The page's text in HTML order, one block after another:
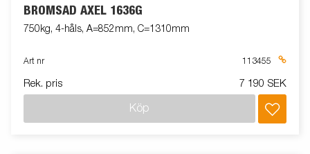
BROMSAD AXEL 1636G
750kg, 4-håls, A=852mm, C=1310mm
Art nr 113455
Rek. pris 7 190 SEK
Köp